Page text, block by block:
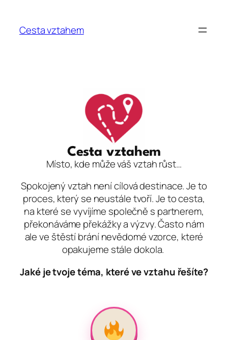
obsahCesta vztahem
Cesta vztahem
Místo, kde může váš vztah růst…
Spokojený vztah není cílová destinace. Je to
proces, který se neustále tvoří. Je to cesta,
na které se vyvíjíme společně s partnerem,
překonáváme překážky a výzvy. Často nám
ale ve štěstí brání nevědomé vzorce, které
opakujeme stále dokola.
Jaké je tvoje téma, které ve vztahu řešíte?